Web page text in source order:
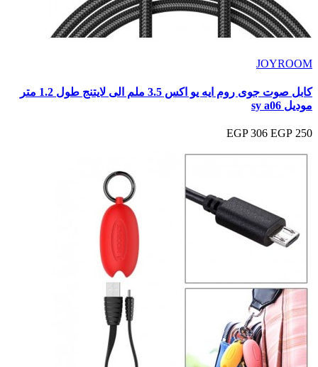
JOYROOM
كابل صوت جوى روم ايه يو اكس 3.5 ملم الى لايتنج طول 1.2 متر
موديل sy a06
250 EGP
306 EGP